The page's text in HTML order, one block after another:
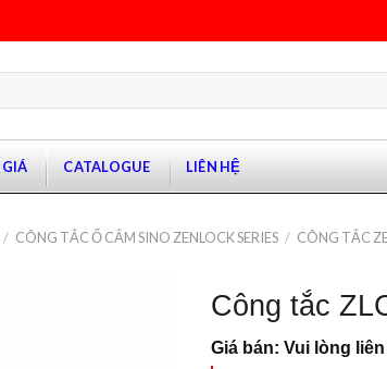
CATALOGUE LIÊN HỆ
/ CÔNG TẮC Ổ CẮM SINO ZENLOCK SERIES / CÔNG TẮC
Công tắc
Giá bán: Vui lòng